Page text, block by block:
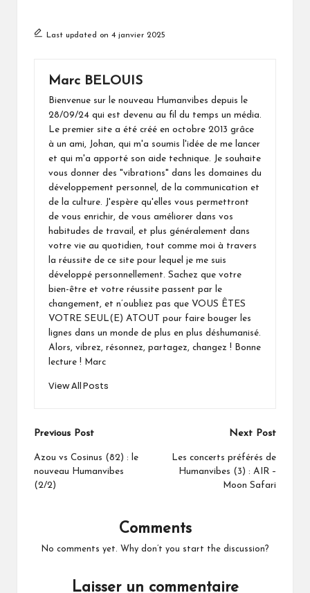
Last updated on 4 janvier 2025
Marc BELOUIS
Bienvenue sur le nouveau Humanvibes depuis le
28/09/24 qui est devenu au fil du temps un média.
Le premier site a été créé en octobre 2013 grâce
à un ami, Johan, qui m'a soumis l'idée de me lancer
et qui m'a apporté son aide technique. Je souhaite
vous donner des "vibrations" dans les domaines du
développement personnel, de la communication et
de la culture. J'espère qu'elles vous permettront
de vous enrichir, de vous améliorer dans vos
habitudes de travail, et plus généralement dans
votre vie au quotidien, tout comme moi à travers
la réussite de ce site pour lequel je me suis
développé personnellement. Sachez que votre
bien-être et votre réussite passent par le
changement, et n’oubliez pas que VOUS ÊTES
VOTRE SEUL(E) ATOUT pour faire bouger les
lignes dans un monde de plus en plus déshumanisé.
Alors, vibrez, résonnez, partagez, changez ! Bonne
lecture ! Marc
View All Posts
Post
navigation
Previous Post
Azou vs Cosinus (82) : le
nouveau Humanvibes
(2/2)
Next Post
Les concerts préférés de
Humanvibes (3) : AIR –
Moon Safari
Comments
No comments yet. Why don’t you start the discussion?
Laisser un commentaire